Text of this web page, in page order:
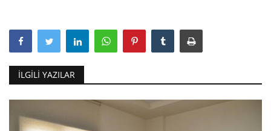
İLGILI YAZILAR